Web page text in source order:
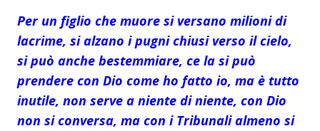
Per un figlio che muore si versano milioni di
lacrime, si alzano i pugni chiusi verso il cielo,
si può anche bestemmiare, ce la si può
prendere con Dio come ho fatto io, ma è tutto
inutile, non serve a niente di niente, con Dio
non si conversa, ma con i Tribunali almeno si